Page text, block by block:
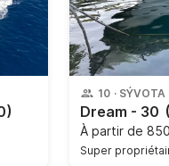
10 · SÝVOTA
Dream - 30
À partir de
Super